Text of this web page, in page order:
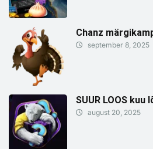
Chanz
september 8, 2025
SUUR LOOS kuu
august 20, 2025